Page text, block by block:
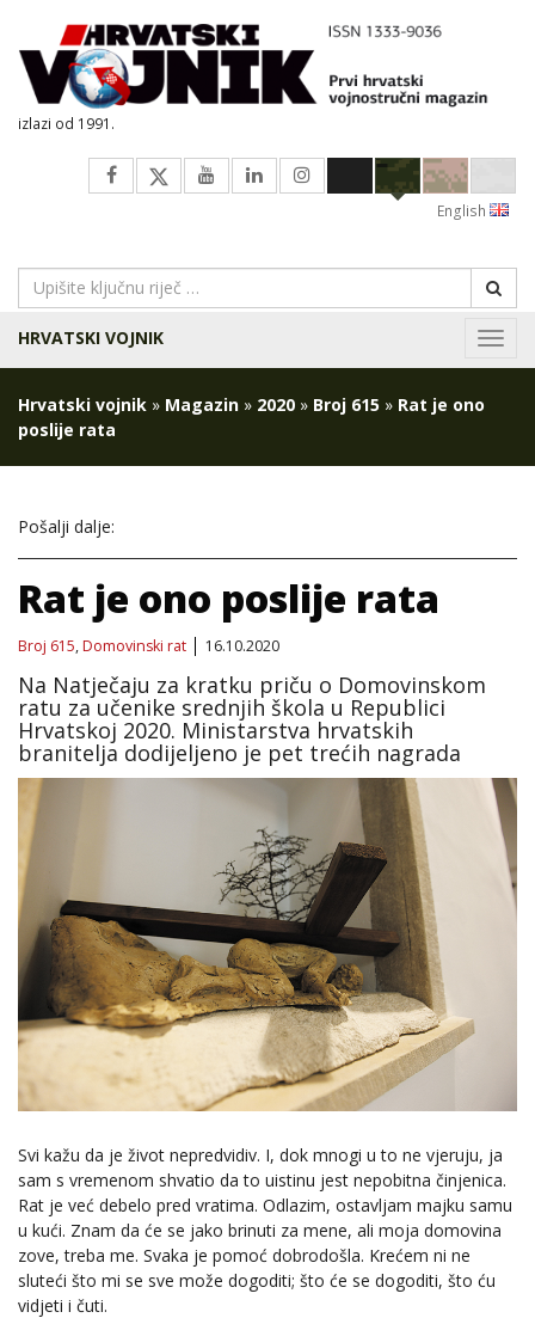
izlazi od 1991.
English
HRVATSKI VOJNIK
Hrvatski vojnik » Magazin » 2020 » Broj 615 » Rat je ono
poslije rata
Pošalji dalje:
Rat je ono poslije rata
Broj 615,Domovinski rat 16.10.2020
Na Natječaju za kratku priču o Domovinskom
ratu za učenike srednjih škola u Republici
Hrvatskoj 2020. Ministarstva hrvatskih
branitelja dodijeljeno je pet trećih nagrada
Svi kažu da je život nepredvidiv. I, dok mnogi u to ne vjeruju, ja
sam s vremenom shvatio da to uistinu jest nepobitna činjenica.
Rat je već debelo pred vratima. Odlazim, ostavljam majku samu
u kući. Znam da će se jako brinuti za mene, ali moja domovina
zove, treba me. Svaka je pomoć dobrodošla. Krećem ni ne
sluteći što mi se sve može dogoditi; što će se dogoditi, što ću
vidjeti i čuti.